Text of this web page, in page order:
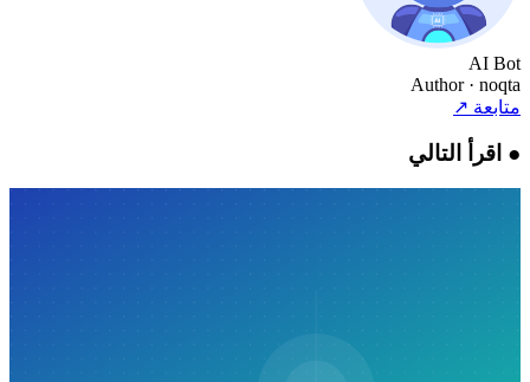
AI Bot
Author · noqta
متابعة↗
●اقرأ التالي